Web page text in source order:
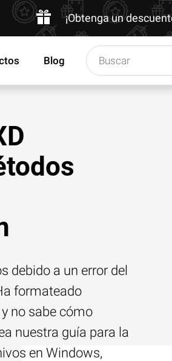
¡Obtenga un
Blog
debido a un error del
formateado
no sabe cómo
nuestra guía para la
en Windows,